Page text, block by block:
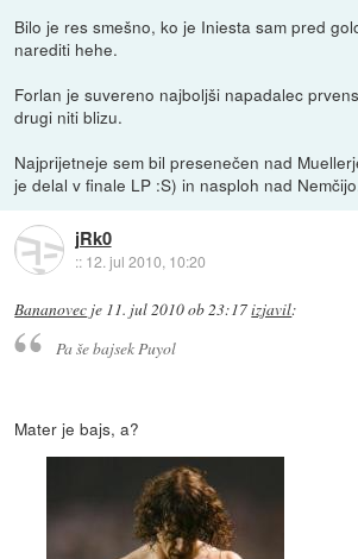
Bilo je res smešno, ko je Iniesta sam pred
narediti hehe.
Forlan je suvereno najboljši napadalec
drugi niti blizu.
Najprijetneje sem bil presenečen nad
je delal v finale LP :S) in nasploh nad
jRk0
:: 12. jul 2010, 10:20
Bananovec je 11. jul 2010 ob 23:17izjavil:
Pa še bajsek Puyol
Mater je bajs, a?